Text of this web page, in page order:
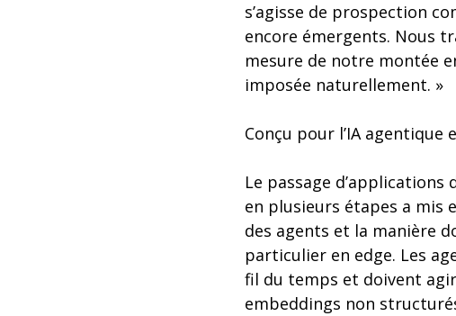
s’agisse de prospection
encore émergents. Nous
mesure de notre montée
imposée naturellement. »
Conçu pour l’IA agentique
Le passage
en plusieurs étapes a mis
des agents et la manière
particulier en edge. Les
fil du temps et doivent
embeddings non